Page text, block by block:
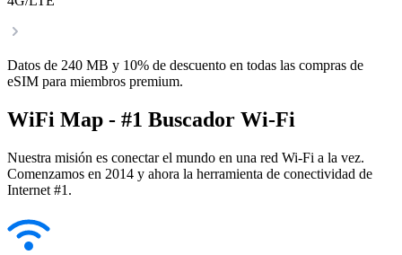
Datos de 240 MB y 10% de descuento en todas las compras de
eSIM para miembros premium.
WiFi Map - #1 Buscador Wi-Fi
Nuestra misión es conectar el mundo en una red Wi-Fi a la vez.
Comenzamos en 2014 y ahora la herramienta de conectividad de
Internet #1.